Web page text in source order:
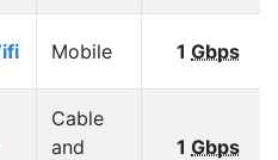
Mobile 1 Gbps
Cable
and
1 Gbps